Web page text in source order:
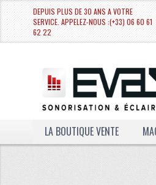
DEPUIS PLUS DE 30 ANS A VOTRE
SERVICE. APPELEZ-NOUS :(+33) 06 60 61
62 22
LA BOUTIQUE VENTE